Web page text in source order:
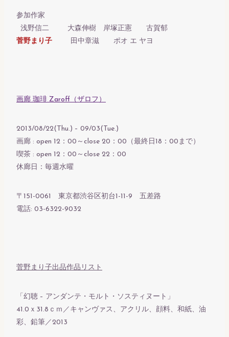
参加作家
浅野信二 大森伸樹 岸塚正憲 古賀郁
菅野まり子 田中章滋 ポオ エ ヤヨ
画廊 珈琲 Zaroff（ザロフ）
2013/08/22(Thu.) – 09/03(Tue.)
画廊 : open 12：00～close 20：00（最終日18：00まで）
喫茶 : open 12：00～close 22：00
休廊日：毎週水曜
〒151-0061 東京都渋谷区初台1-11-9 五差路
電話: 03-6322-9032
菅野まり子出品作品リスト
「幻聴 – アンダンテ・モルト・ソスティヌート」
41.0ｘ31.8ｃｍ／キャンヴァス、アクリル、顔料、和紙、油
彩、鉛筆／2013